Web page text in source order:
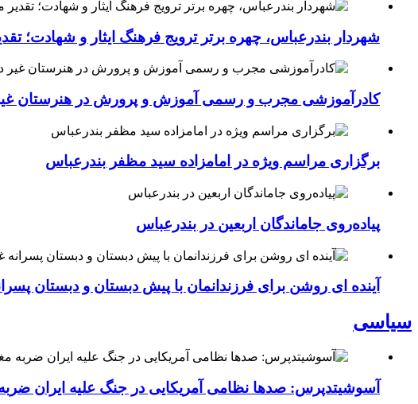
شهردار بندرعباس، چهره برتر ترویج فرهنگ ایثار و شهادت؛
کادرآموزشی مجرب و رسمی آموزش و پرورش در هنرستان غیر
برگزاری مراسم ویژه در امامزاده سید مظفر بندرعباس
پیاده‌روی جاماندگان اربعین در بندرعباس
آینده ای روشن برای فرزندانمان با پیش دبستان و دبستان
سیاسی
آسوشیتدپرس: صدها نظامی آمریکایی در جنگ علیه ایران